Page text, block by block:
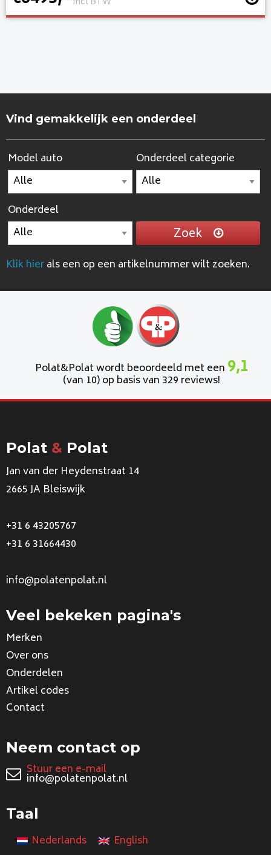
Vind gemakkelijk een onderdeel
Model auto Onderdeel categorie
Onderdeel
Zoek
Klik hierals een op een artikelnummer wilt zoeken.
Polat&Polat wordt beoordeeld met een 9,1
(van 10) op basis van 329 reviews!
Polat & Polat
Jan van der Heydenstraat 14
2665 JA Bleiswijk
+31 6 43205767
+31 6 31664430
info@polatenpolat.nl
Veel bekeken pagina's
Merken
Over ons
Onderdelen
Artikel codes
Contact
Neem contact op
Stuur een e-mail
info@polatenpolat.nl
Taal
Nederlands English